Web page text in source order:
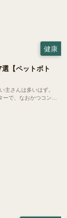
健康
【ペットボト
主さんは多いはず。
ーで、なおかつコンビ